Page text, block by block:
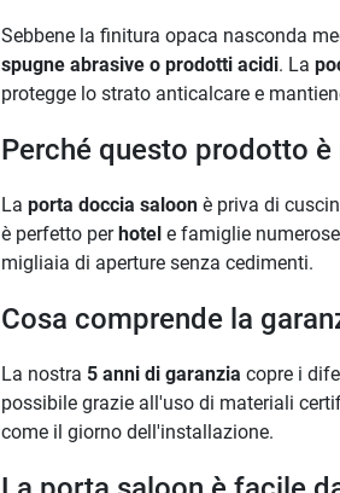
Sebbene la finitura opaca nasconda
spugne abrasive o prodotti acidi. La
protegge lo strato anticalcare e
Perché questo prodotto
La porta doccia saloon è priva di
è perfetto per hotel e famiglie
migliaia di aperture senza cedimenti.
Cosa comprende la
La nostra 5 anni di garanzia copre i
possibile grazie all'uso di materiali
come il giorno dell'installazione.